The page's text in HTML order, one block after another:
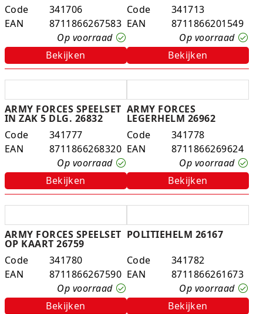
Code
341706
EAN
8711866267583
Op voorraad
Bekijken
Code
341713
EAN
8711866201549
Op voorraad
Bekijken
ARMY FORCES SPEELSET
IN ZAK 5 DLG. 26832
Code
341777
EAN
8711866268320
Op voorraad
Bekijken
ARMY FORCES
LEGERHELM 26962
Code
341778
EAN
8711866269624
Op voorraad
Bekijken
ARMY FORCES SPEELSET
OP KAART 26759
Code
341780
EAN
8711866267590
Op voorraad
Bekijken
POLITIEHELM 26167
Code
341782
EAN
8711866261673
Op voorraad
Bekijken